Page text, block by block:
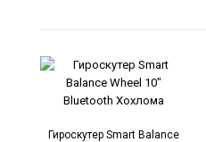
Гироскутер Smart Balance